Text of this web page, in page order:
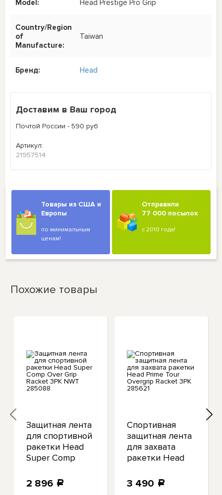
Model: Head Prestige Pro Grip
Country/Region
of
Manufacture:
Taiwan
Бренд: Head
Доставим в Ваш город
Почтой России - 590 руб
Артикул:
21957514
Товары из США и
Европы
по минимальным
ценам!
Отправили
77 000 посылок
с 2010 года!
Похожие товары
Защитная лента
для спортивной
ракетки Head
Super Comp
3PK NWT
2 896 a
Спортивная
защитная лента
для захвата
ракетки Head
Overgrip Racket
3 490 a